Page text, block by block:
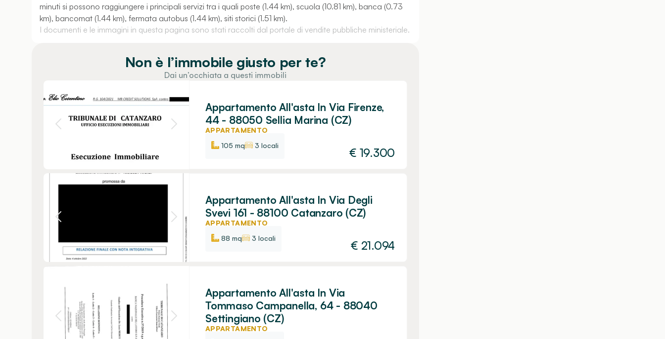
minuti si possono raggiungere i principali servizi tra i quali poste (1.44 km), scuola (10.81 km), banca (0.73
km), bancomat (1.44 km), fermata autobus (1.44 km), siti storici (1.51 km).
I documenti e le immagini in questa pagina sono stati raccolti dal portale di vendite pubbliche ministeriale.
Non è l’immobile giusto per te?
Dai un’occhiata a questi immobili
Appartamento All'asta In Via Firenze,
44 - 88050 Sellia Marina (CZ)
APPARTAMENTO
105 mq
3 locali
€ 19.300
Appartamento All'asta In Via Degli
Svevi 161 - 88100 Catanzaro (CZ)
APPARTAMENTO
88 mq
3 locali
€ 21.094
Appartamento All'asta In Via
Tommaso Campanella, 64 - 88040
Settingiano (CZ)
APPARTAMENTO